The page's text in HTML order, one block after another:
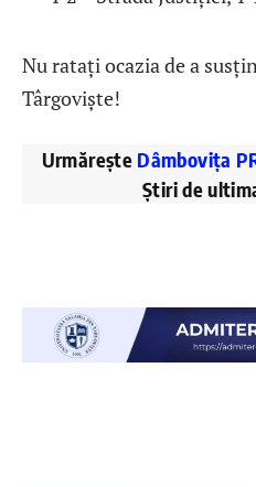
Nu ratați ocazia de a
Târgoviște!
Urmărește Dâmbovița
Știri de